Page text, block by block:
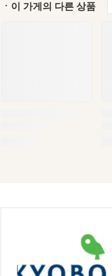
ㆍ이 가게의 다른 상품